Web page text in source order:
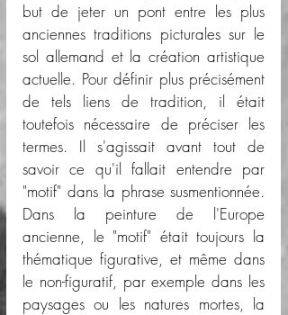
but de jeter un pont entre les plus
anciennes traditions picturales sur le
sol allemand et la création artistique
actuelle. Pour définir plus précisément
de tels liens de tradition, il était
toutefois nécessaire de préciser les
termes. Il s'agissait avant tout de
savoir ce qu'il fallait entendre par
"motif" dans la phrase susmentionnée.
Dans la peinture de l'Europe
ancienne, le "motif" était toujours la
thématique figurative, et même dans
le non-figuratif, par exemple dans les
paysages ou les natures mortes, la